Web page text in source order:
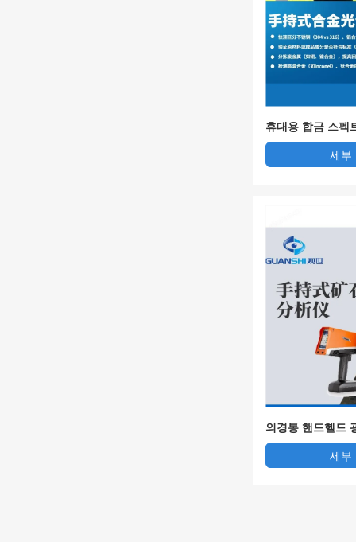
휴대용 합금 스펙
세부
의경통 핸드헬드
석기
세부